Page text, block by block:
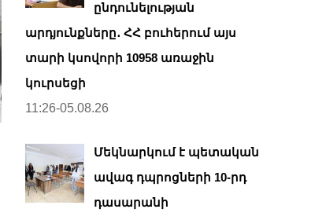
ընդունելության
արդյունքները․ ՀՀ բուհերում այս
տարի կսովորի 10958 առաջին
կուրսեցի
11:26-05.08.26
Մեկնարկում է պետական
ավագ դպրոցների 10-րդ
դասարանի